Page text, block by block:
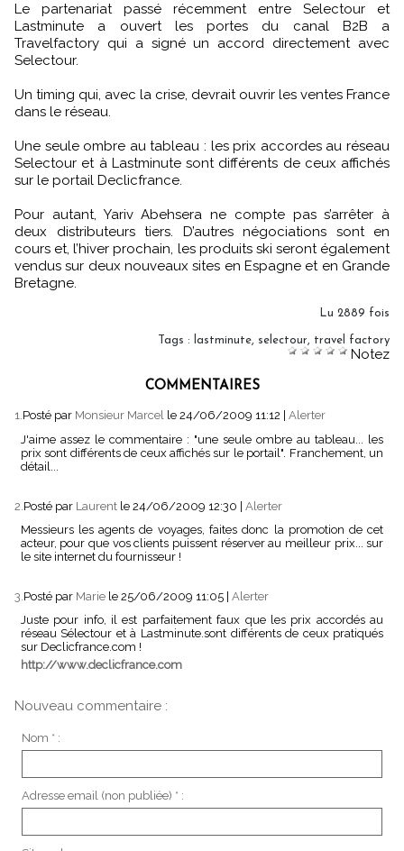
Le partenariat passé récemment entre Selectour et
Lastminute a ouvert les portes du canal B2B a
Travelfactory qui a signé un accord directement avec
Selectour.
Un timing qui, avec la crise, devrait ouvrir les ventes France
dans le réseau.
Une seule ombre au tableau : les prix accordes au réseau
Selectour et à Lastminute sont différents de ceux affichés
sur le portail Declicfrance.
Pour autant, Yariv Abehsera ne compte pas s’arrêter à
deux distributeurs tiers. D’autres négociations sont en
cours et, l’hiver prochain, les produits ski seront également
vendus sur deux nouveaux sites en Espagne et en Grande
Bretagne.
Lu 2889 fois
Tags : lastminute, selectour, travel factory
Notez
COMMENTAIRES
1.Posté par Monsieur Marcel le 24/06/2009 11:12
Alerter
J'aime assez le commentaire : "une seule ombre au tableau... les
prix sont différents de ceux affichés sur le portail". Franchement, un
détail...
2. Posté par Laurent le 24/06/2009 12:30 | Alerter
Messieurs les agents de voyages, faites donc la promotion de cet
acteur, pour que vos clients puissent réserver au meilleur prix... sur
le site internet du fournisseur !
3. Posté par Marie le 25/06/2009 11:05 Alerter
Juste pour info, il est parfaitement faux que les prix accordés au
réseau Sélectour et à Lastminute.sont différents de ceux pratiqués
sur Declicfrance.com !
http://www.declicfrance.com
Nouveau commentaire :
Nom * :
Adresse email (non publiée) * :